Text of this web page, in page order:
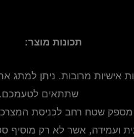
תכונות מוצר:
אישיות מרובות. ניתן
שתתאים לטעמכם.
ועמידה, אשר לא רק מוסיף